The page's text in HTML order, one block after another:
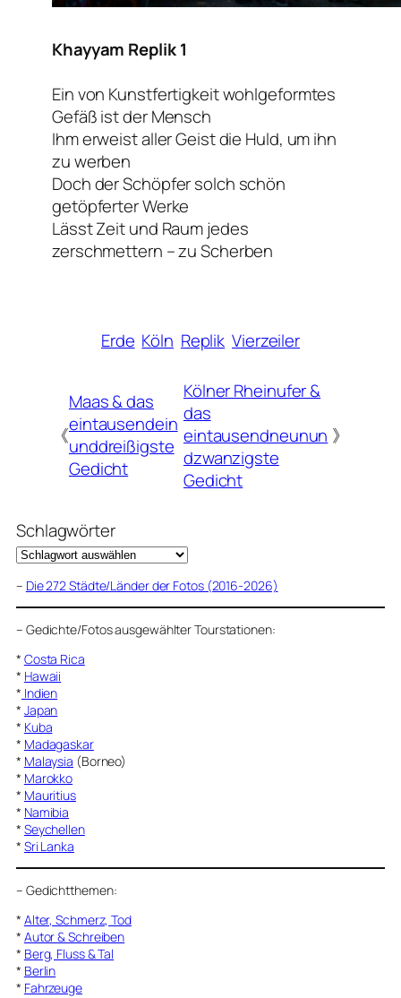
Khayyam Replik 1
Ein von Kunstfertigkeit wohlgeformtes
Gefäß ist der Mensch
Ihm erweist aller Geist die Huld, um ihn
zu werben
Doch der Schöpfer solch schön
getöpferter Werke
Lässt Zeit und Raum jedes
zerschmettern – zu Scherben
Erde Köln Replik Vierzeiler
《
Maas & das
eintausendein
unddreißigste
Gedicht
Kölner Rheinufer &
das
eintausendneunun
dzwanzigste
Gedicht
》
Schlagwörter
– Die 272 Städte/Länder der Fotos (2016-2026)
– Gedichte/Fotos ausgewählter Tourstationen:
* Costa Rica
* Hawaii
* Indien
* Japan
* Kuba
* Madagaskar
* Malaysia (Borneo)
* Marokko
* Mauritius
* Namibia
* Seychellen
* Sri Lanka
– Gedichtthemen:
* Alter, Schmerz, Tod
* Autor & Schreiben
* Berg, Fluss & Tal
* Berlin
* Fahrzeuge